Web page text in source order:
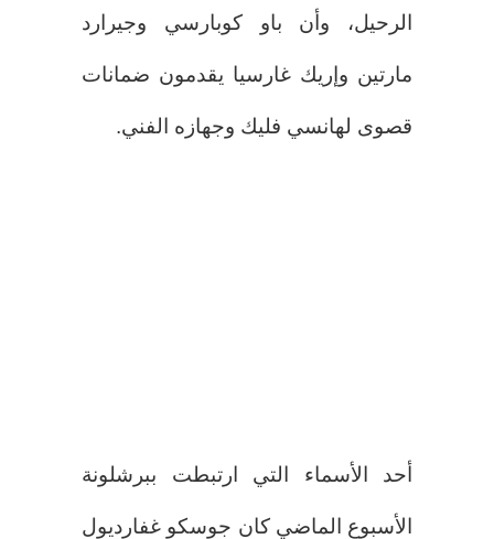
الرحيل، وأن باو كوبارسي وجيرارد
مارتين وإريك غارسيا يقدمون ضمانات
قصوى لهانسي فليك وجهازه الفني.
أحد الأسماء التي ارتبطت ببرشلونة
الأسبوع الماضي كان جوسكو غفارديول